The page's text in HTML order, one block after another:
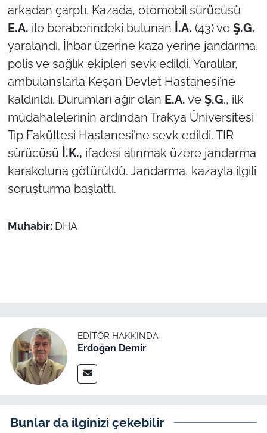
arkadan çarptı. Kazada, otomobil sürücüsü
E.A. ile beraberindeki bulunan İ.A. (43) ve Ş.G.
yaralandı. İhbar üzerine kaza yerine jandarma,
polis ve sağlık ekipleri sevk edildi. Yaralılar,
ambulanslarla Keşan Devlet Hastanesi’ne
kaldırıldı. Durumları ağır olan E.A. ve Ş.G., ilk
müdahalelerinin ardından Trakya Üniversitesi
Tıp Fakültesi Hastanesi’ne sevk edildi. TIR
sürücüsü İ.K., ifadesi alınmak üzere jandarma
karakoluna götürüldü. Jandarma, kazayla ilgili
soruşturma başlattı.
Muhabir: DHA
EDITÖR HAKKINDA
Erdoğan Demir
Bunlar da ilginizi çekebilir
Genel
Politika
Flaş Haber
Dış Haberler
Magazin
İş Dünyası
English News
Gündem-Eğitim